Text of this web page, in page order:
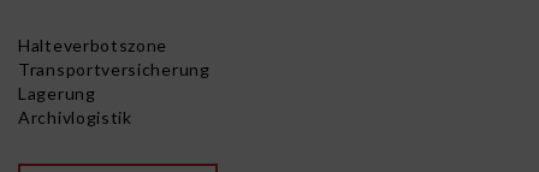
Halteverbotszone
Transportversicherung
Lagerung
Archivlogistik